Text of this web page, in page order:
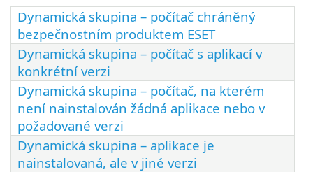
Dynamická skupina – počítač chráněný
bezpečnostním produktem ESET
Dynamická skupina – počítač s aplikací v
konkrétní verzi
Dynamická skupina – počítač, na kterém
není nainstalován žádná aplikace nebo v
požadované verzi
Dynamická skupina – aplikace je
nainstalovaná, ale v jiné verzi